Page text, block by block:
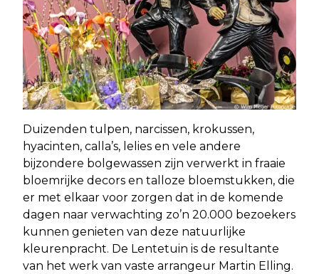
Duizenden tulpen, narcissen, krokussen,
hyacinten, calla’s, lelies en vele andere
bijzondere bolgewassen zijn verwerkt in fraaie
bloemrijke decors en talloze bloemstukken, die
er met elkaar voor zorgen dat in de komende
dagen naar verwachting zo’n 20.000 bezoekers
kunnen genieten van deze natuurlijke
kleurenpracht. De Lentetuin is de resultante
van het werk van vaste arrangeur Martin Elling.